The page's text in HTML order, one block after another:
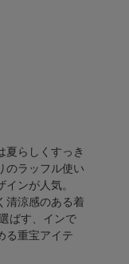
夏らしくすっき
のラッフル使い
ンが人気。
清涼感のある着
ばす、インで
る重宝アイテ